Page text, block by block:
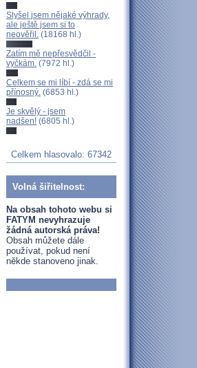
Slyšel jsem nějaké výhrady,
ale ještě jsem si to
neověřil. (18168 hl.)
Zatím mě nepřesvědčil -
vyčkám. (7972 hl.)
Celkem se mi líbí - zdá se mi
přínosný. (6853 hl.)
Je skvělý - jsem
nadšen! (6805 hl.)
Celkem hlasovalo: 67342
Volná šiřitelnost:
Na obsah tohoto webu si
FATYM nevyhrazuje
žádná autorská práva!
Obsah můžete dále
používat, pokud není
někde stanoveno jinak.